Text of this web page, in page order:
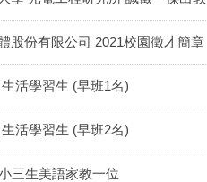
股份有限公司 2021校園徵才簡章
活學習生 (早班1名)
活學習生 (早班2名)
三生美語家教一位